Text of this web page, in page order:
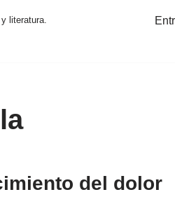
literatura.
del dolor